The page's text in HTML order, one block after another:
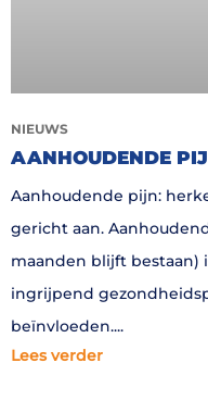
NIEUWS
AANHOUDENDE
Aanhoudende pijn:
gericht aan.
maanden blijft bestaan)
ingrijpend
beïnvloeden.
Lees verder